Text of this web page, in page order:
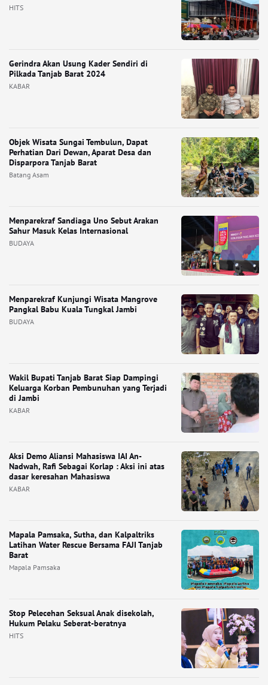
HITS
Gerindra Akan Usung Kader Sendiri di
Pilkada Tanjab Barat 2024
KABAR
Objek Wisata Sungai Tembulun, Dapat
Perhatian Dari Dewan, Aparat Desa dan
Disparpora Tanjab Barat
Batang Asam
Menparekraf Sandiaga Uno Sebut Arakan
Sahur Masuk Kelas Internasional
BUDAYA
Menparekraf Kunjungi Wisata Mangrove
Pangkal Babu Kuala Tungkal Jambi
BUDAYA
Wakil Bupati Tanjab Barat Siap Dampingi
Keluarga Korban Pembunuhan yang Terjadi
di Jambi
KABAR
Aksi Demo Aliansi Mahasiswa IAI An-
Nadwah, Rafi Sebagai Korlap : Aksi ini atas
dasar keresahan Mahasiswa
KABAR
Mapala Pamsaka, Sutha, dan Kalpaltriks
Latihan Water Rescue Bersama FAJI Tanjab
Barat
Mapala Pamsaka
Stop Pelecehan Seksual Anak disekolah,
Hukum Pelaku Seberat-beratnya
HITS